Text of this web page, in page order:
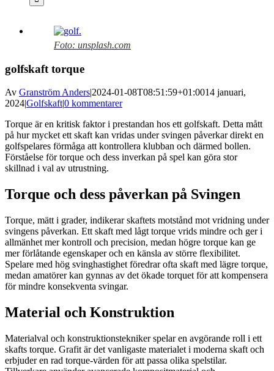
Foto: unsplash.com
golfskaft torque
Av Granström Anders|2024-01-08T08:51:59+01:0014 januari,
2024|Golfskaft|0 kommentarer
Torque är en kritisk faktor i prestandan hos ett golfskaft. Detta mått
på hur mycket ett skaft kan vridas under svingen påverkar direkt en
golfspelares förmåga att kontrollera klubban och därmed bollen.
Förståelse för torque och dess inverkan på spel kan göra stor
skillnad i val av utrustning.
Torque och dess påverkan på Svingen
Torque, mätt i grader, indikerar skaftets motstånd mot vridning under
svingens påverkan. Ett skaft med lågt torque vrids mindre och ger i
allmänhet mer kontroll och precision, medan högre torque kan ge
mer förlåtande egenskaper och en känsla av större flexibilitet.
Spelare med hög svinghastighet föredrar ofta skaft med lägre torque,
medan amatörer kan gynnas av det ökade torquet för att kompensera
för mindre konsekventa svingar.
Material och Konstruktion
Materialval och konstruktionstekniker spelar en avgörande roll i ett
skafts torque. Grafit är det vanligaste materialet i moderna skaft och
erbjuder en rad torque-värden för att passa olika spelstilar.